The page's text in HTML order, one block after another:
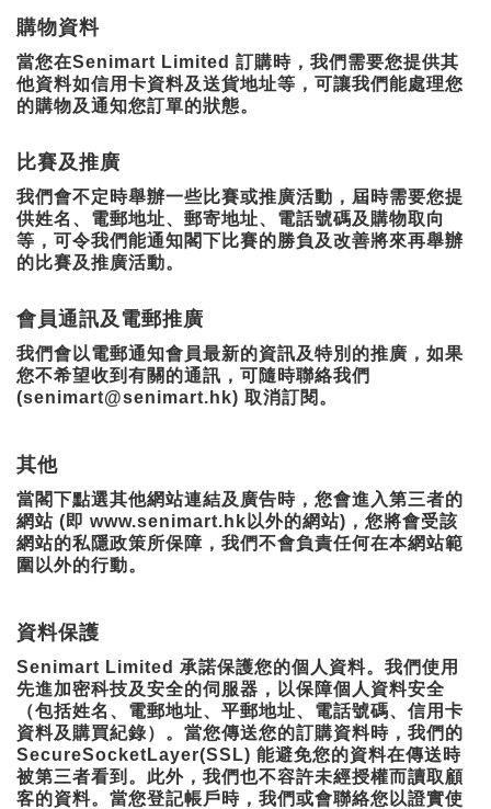
購物資料
當您在Senimart Limited 訂購時，我們需要您提供其
他資料如信用卡資料及送貨地址等，可讓我們能處理您
的購物及通知您訂單的狀態。
比賽及推廣
我們會不定時舉辦一些比賽或推廣活動，屆時需要您提
供姓名、電郵地址、郵寄地址、電話號碼及購物取向
等，可令我們能通知閣下比賽的勝負及改善將來再舉辦
的比賽及推廣活動。
會員通訊及電郵推廣
我們會以電郵通知會員最新的資訊及特別的推廣，如果
您不希望收到有關的通訊，可隨時聯絡我們
(senimart@senimart.hk) 取消訂閱。
其他
當閣下點選其他網站連結及廣告時，您會進入第三者的
網站 (即 www.senimart.hk以外的網站)，您將會受該
網站的私隱政策所保障，我們不會負責任何在本網站範
圍以外的行動。
資料保護
Senimart Limited 承諾保護您的個人資料。我們使用
先進加密科技及安全的伺服器，以保障個人資料安全
（包括姓名、電郵地址、平郵地址、電話號碼、信用卡
資料及購買紀錄）。當您傳送您的訂購資料時，我們的
SecureSocketLayer(SSL) 能避免您的資料在傳送時
被第三者看到。此外，我們也不容許未經授權而讀取顧
客的資料。當您登記帳戶時，我們或會聯絡您以證實使